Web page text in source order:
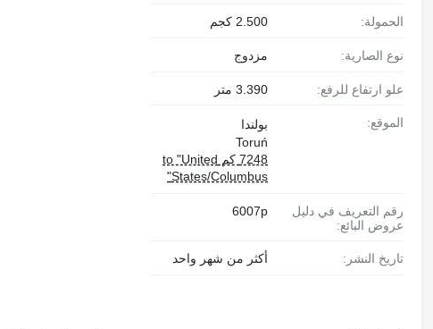
الحمولة: 2.500 كجم
نوع الصارية: مزدوج
علو ارتفاع للرفع: 3.390 متر
الموقع:
بولندا
Toruń
7248 كم to "United
States/Columbus"
رقم التعريف في دليل
عروض البائع:
6007p
تاريخ النشر: أكثر من شهر واحد